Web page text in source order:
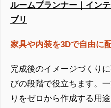
ルームプランナー｜イン
プリ
家具や内装を3Dで自由に
完成後のイメージづくり
びの段階で役立ちます。
りをゼロから作成する用